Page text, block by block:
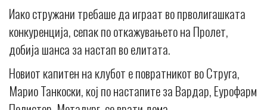
Иако стружани требаше да играат во прволигашката
конкуренција, сепак по откажувањето на Пролет,
добија шанса за настап во елитата.
Новиот капитен на клубот е повратникот во Струга,
Марио Танкоски, кој по настапите за Вардар, Еурофарм